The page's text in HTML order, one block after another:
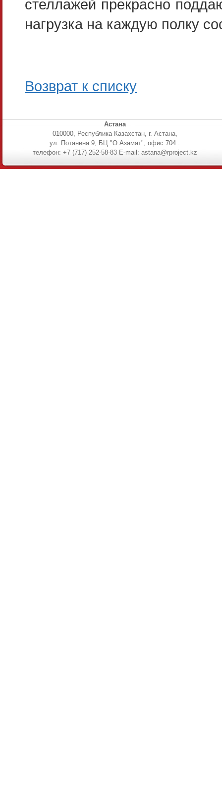
стеллажей прекрасно
нагрузка на каждую полку
Возврат к списку
Астана
010000, Республика Казахстан, г. Астана,
ул. Потанина 9, БЦ "О Азамат", офис 704 .
телефон: +7 (717) 252-58-83 E-mail: astana@rproject.kz